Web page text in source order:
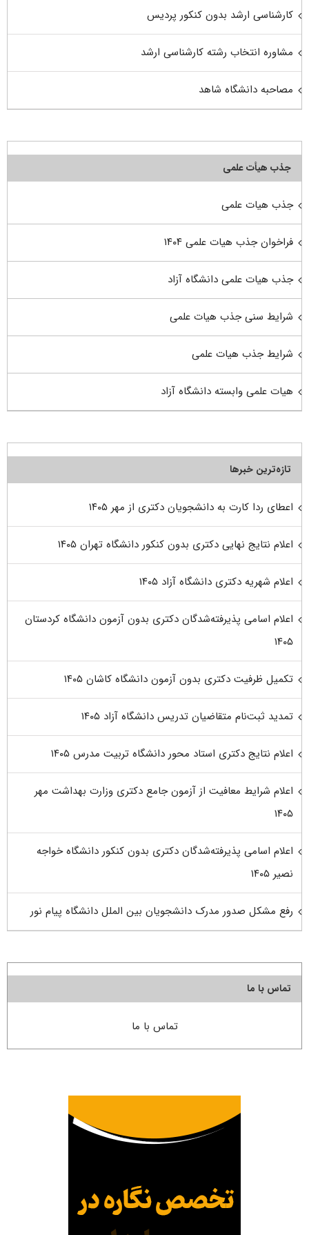
کارشناسی ارشد بدون کنکور پردیس
مشاوره انتخاب رشته کارشناسی ارشد
مصاحبه دانشگاه شاهد
جذب هیأت علمی
جذب هیات علمی
فراخوان جذب هیات علمی ۱۴۰۴
جذب هیات علمی دانشگاه آزاد
شرایط سنی جذب هیات علمی
شرایط جذب هیات علمی
هیات علمی وابسته دانشگاه آزاد
تازه‌ترین خبرها
اعطای ردا کارت به دانشجویان دکتری از مهر ۱۴۰۵
اعلام نتایج نهایی دکتری بدون کنکور دانشگاه تهران ۱۴۰۵
اعلام شهریه دکتری دانشگاه آزاد ۱۴۰۵
اعلام اسامی پذیرفته‌شدگان دکتری بدون آزمون دانشگاه کردستان
۱۴۰۵
تکمیل ظرفیت دکتری بدون آزمون دانشگاه کاشان ۱۴۰۵
تمدید ثبت‌نام متقاضیان تدریس دانشگاه آزاد ۱۴۰۵
اعلام نتایج دکتری استاد محور دانشگاه تربیت مدرس ۱۴۰۵
اعلام شرایط معافیت از آزمون جامع دکتری وزارت بهداشت مهر
۱۴۰۵
اعلام اسامی پذیرفته‌شدگان دکتری بدون کنکور دانشگاه خواجه
نصیر ۱۴۰۵
رفع مشکل صدور مدرک دانشجویان بین الملل دانشگاه پیام نور
تماس با ما
تماس با ما